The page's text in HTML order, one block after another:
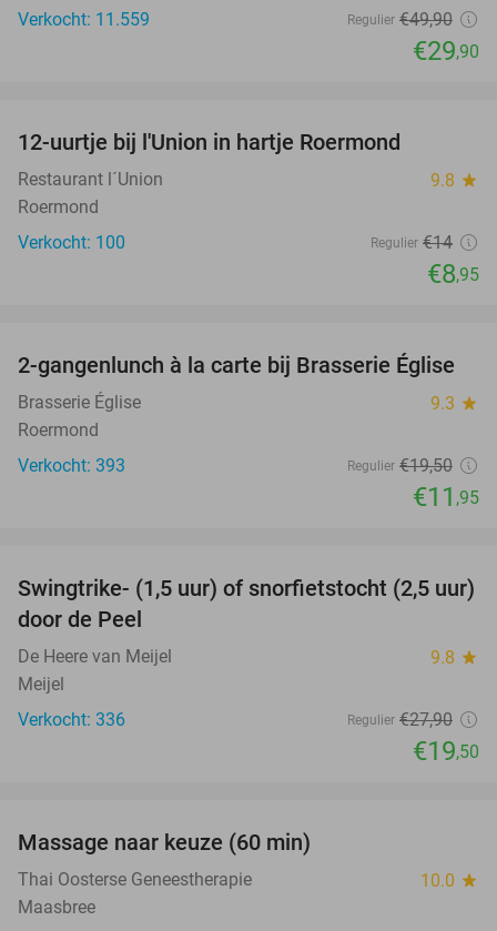
Verkocht: 11.559
Regulier €49,90
€29,90
12-uurtje bij l'Union in hartje Roermond
Restaurant l´Union 9.8 star
Roermond
Verkocht: 100
Regulier €14
€8,95
39%
2-gangenlunch à la carte bij Brasserie Église
Brasserie Église 9.3 star
Roermond
Verkocht: 393
Regulier €19,50
€11 ,95
30%
Swingtrike- (1,5 uur) of snorfietstocht (2,5 uur)
door de Peel
De Heere van Meijel 9.8 star
Meijel
Verkocht: 336
Regulier €27,90
€19,50
Massage naar keuze (60 min)
Thai Oosterse Geneestherapie 10.0 star
Maasbree